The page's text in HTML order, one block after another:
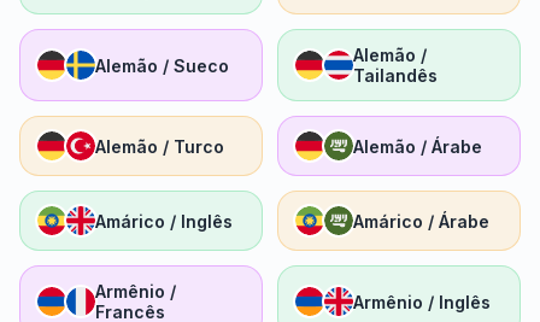
Alemão / Sueco
Alemão /
Tailandês
Alemão / Turco Alemão / Árabe
Amárico / Inglês Amárico / Árabe
Armênio /
Francês
Armênio / Inglês